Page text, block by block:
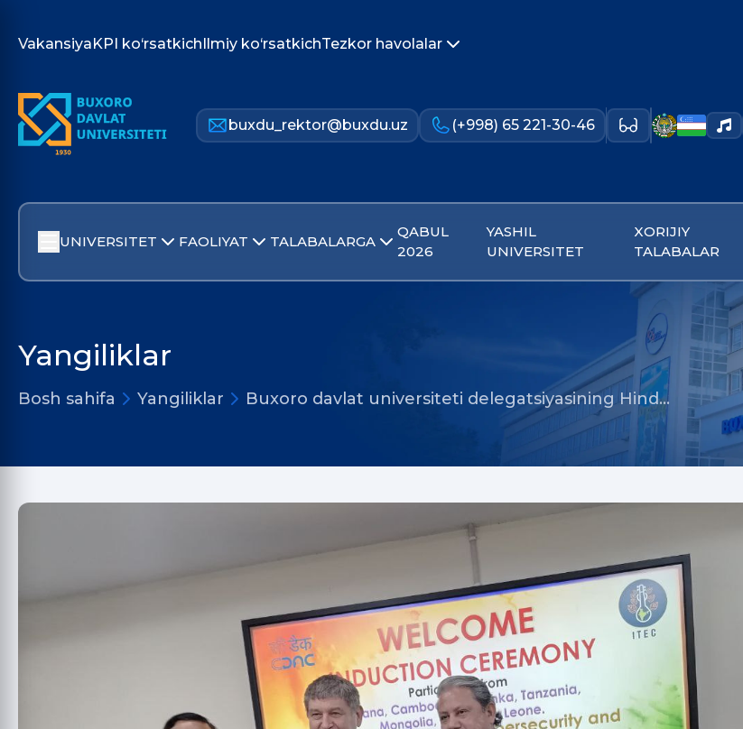
VakansiyaKPI ko‘rsatkichIlmiy ko‘rsatkichTezkor havolalar
buxdu_rektor@buxdu.uz (+998) 65 221-30-46
UNIVERSITET FAOLIYAT TALABALARGA
QABUL
2026
YASHIL
UNIVERSITET
XORIJIY
TALABALAR
Yangiliklar
Bosh sahifa Yangiliklar Buxoro davlat universiteti delegatsiyasining Hind…